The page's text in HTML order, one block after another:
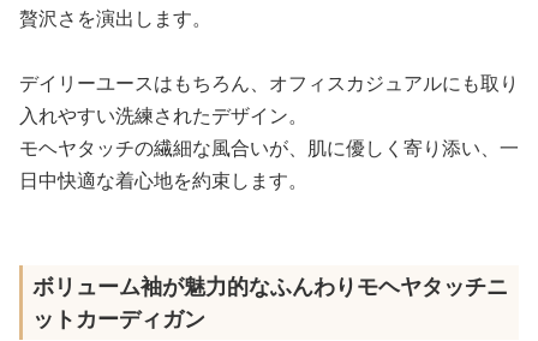
贅沢さを演出します。
デイリーユースはもちろん、オフィスカジュアルにも取り
入れやすい洗練されたデザイン。
モヘヤタッチの繊細な風合いが、肌に優しく寄り添い、一
日中快適な着心地を約束します。
ボリューム袖が魅力的なふんわりモヘヤタッチニ
ットカーディガン